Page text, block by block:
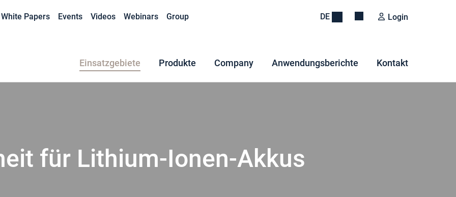
White Papers Events Videos Webinars Group DE Login
Einsatzgebiete Produkte Company Anwendungsberichte Kontakt
für Lithium-Ionen-Akkus